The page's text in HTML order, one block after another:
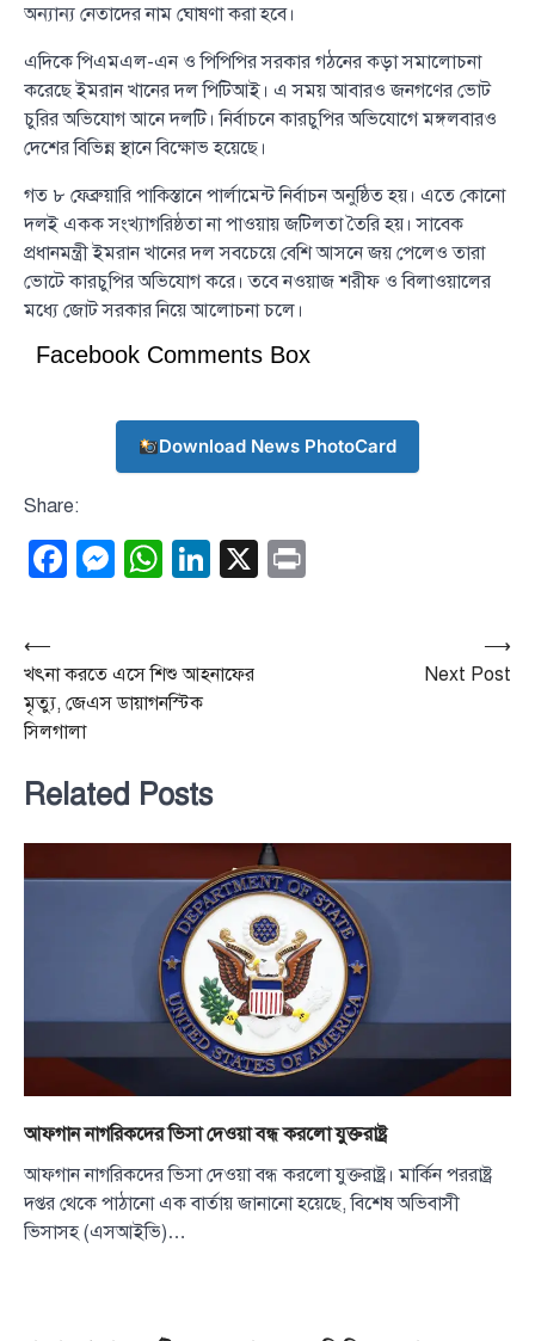
অন্যান্য নেতাদের নাম ঘোষণা করা হবে।
এদিকে পিএমএল-এন ও পিপিপির সরকার গঠনের কড়া সমালোচনা
করেছে ইমরান খানের দল পিটিআই। এ সময় আবারও জনগণের ভোট
চুরির অভিযোগ আনে দলটি। নির্বাচনে কারচুপির অভিযোগে মঙ্গলবারও
দেশের বিভিন্ন স্থানে বিক্ষোভ হয়েছে।
গত ৮ ফেব্রুয়ারি পাকিস্তানে পার্লামেন্ট নির্বাচন অনুষ্ঠিত হয়। এতে কোনো
দলই একক সংখ্যাগরিষ্ঠতা না পাওয়ায় জটিলতা তৈরি হয়। সাবেক
প্রধানমন্ত্রী ইমরান খানের দল সবচেয়ে বেশি আসনে জয় পেলেও তারা
ভোটে কারচুপির অভিযোগ করে। তবে নওয়াজ শরীফ ও বিলাওয়ালের
মধ্যে জোট সরকার নিয়ে আলোচনা চলে।
Facebook Comments Box
Download News PhotoCard
Share:
Facebook
Messenger
WhatsApp
LinkedIn
X
Post
navigation
⟵
খৎনা করতে এসে শিশু আহনাফের
মৃত্যু, জেএস ডায়াগনস্টিক
সিলগালা
Next Post
⟶
Related Posts
আফগান নাগরিকদের ভিসা দেওয়া বন্ধ করলো যুক্তরাষ্ট্র
আফগান নাগরিকদের ভিসা দেওয়া বন্ধ করলো যুক্তরাষ্ট্র। মার্কিন পররাষ্ট্র
দপ্তর থেকে পাঠানো এক বার্তায় জানানো হয়েছে, বিশেষ অভিবাসী
ভিসাসহ (এসআইভি)…